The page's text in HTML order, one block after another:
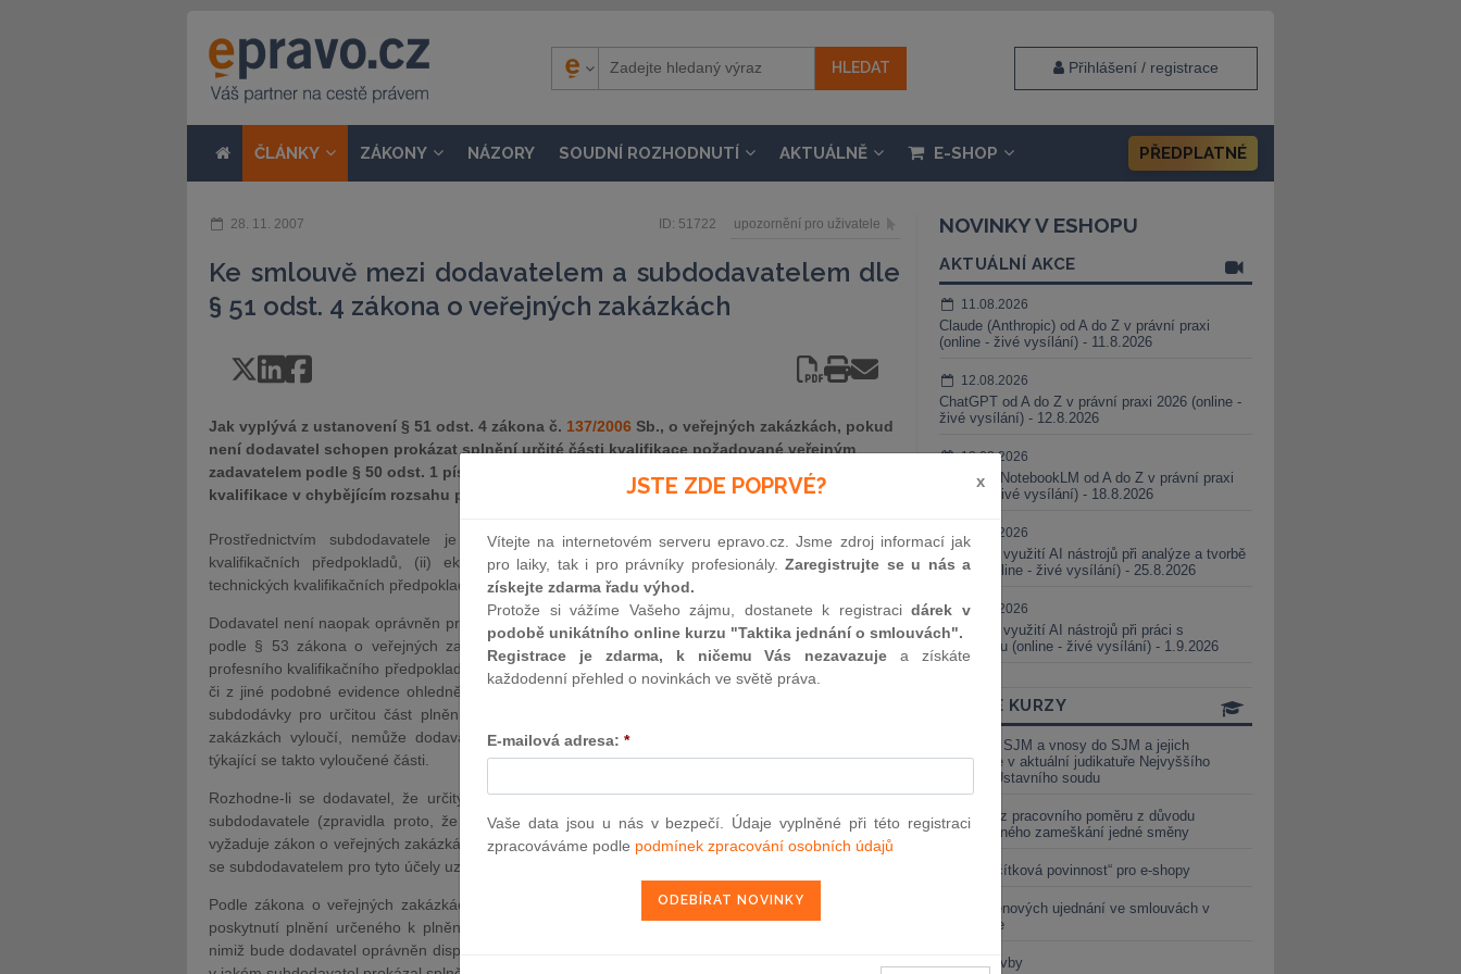
Přihlášení / registrace
ČLÁNKY ZÁKONY NÁZORY SOUDNÍ ROZHODNUTÍ AKTUÁLNĚ E-SHOP PŘEDPLATNÉ
28. 11. 2007 ID: 51722 upozornění pro uživatele
Ke smlouvě mezi dodavatelem a subdodavatelem dle
§ 51 odst. 4 zákona o veřejných zakázkách
Jak vyplývá z ustanovení § 51 odst. 4 zákona č. 137/2006 Sb., o veřejných zakázkách, pokud
není dodavatel schopen prokázat splnění určité části kvalifikace požadované veřejným
zadavatelem podle § 50 odst. 1 písm. b) až d) v plném rozsahu, je oprávněn splnění
kvalifikace v chybějícím rozsahu prokázat prostřednictvím subdodavatele.
Prostřednictvím subdodavatele je tak dodavatel oprávněn prokázat splnění (i) profesních
kvalifikačních předpokladů, (ii) ekonomických a finančních kvalifikačních předpokladů a (iii)
technických kvalifikačních předpokladů.
Dodavatel není naopak oprávněn prokázat pomocí subdodavatele základní kvalifikační předpoklady
podle § 53 zákona o veřejných zakázkách. Dále nelze pomoci subdodavatele prokázat splnění
profesního kvalifikačního předpokladu dle § 54 písm. a), tj. předložení výpisu z obchodního rejstříku
či z jiné podobné evidence ohledně dodavatele. Zároveň je logické, že pokud zadavatel možnost
subdodávky pro určitou část plnění v souladu s ustanovením § 44 odst. 6 zákona o veřejných
zakázkách vyloučí, nemůže dodavatel ani využít subdodavatele k prokázání splnění kvalifikace
týkající se takto vyloučené části.
Rozhodne-li se dodavatel, že určitý kvalifikační předpoklad skutečně zadavateli prokáže pomocí
subdodavatele (zpravidla proto, že sám není schopen splnění takového předpokladu prokázat),
vyžaduje zákon o veřejných zakázkách od dodavatele mimo jiné to, aby zadavateli předložil smlouvu
se subdodavatelem pro tyto účely uzavřenou.
Podle zákona o veřejných zakázkách musí přitom ze smlouvy vyplývat závazek subdodavatele k
poskytnutí plnění určeného k plnění veřejné zakázky dodavatelem či k poskytnutí věcí či práv, s
nimiž bude dodavatel oprávněn disponovat v rámci plnění veřejné zakázky, a to alespoň v rozsahu,
NOVINKY V ESHOPU
AKTUÁLNÍ AKCE
11.08.2026
Claude (Anthropic) od A do Z v právní praxi
(online - živé vysílání) - 11.8.2026
12.08.2026
ChatGPT od A do Z v právní praxi 2026 (online -
živé vysílání) - 12.8.2026
18.08.2026
Gemini a NotebookLM od A do Z v právní praxi
(online - živé vysílání) - 18.8.2026
25.08.2026
Praktické využití AI nástrojů při analýze a tvorbě
smluv (online - živé vysílání) - 25.8.2026
01.09.2026
Praktické využití AI nástrojů při práci s
judikaturou (online - živé vysílání) - 1.9.2026
ONLINE KURZY
Vnosy ze SJM a vnosy do SJM a jejich
valorizace v aktuální judikatuře Nejvyššího
soudu a Ústavního soudu
Výpověď z pracovního poměru z důvodu
neomluveného zameškání jedné směny
Nová „tlačítková povinnost“ pro e-shopy
Změna cenových ujednání ve smlouvách v
energetice
Černé stavby
JSTE ZDE POPRVÉ? x
Vítejte na internetovém serveru epravo.cz. Jsme zdroj informací jak
pro laiky, tak i pro právníky profesionály.Zaregistrujte se u nás a
získejte zdarma řadu výhod.
Protože si vážíme Vašeho zájmu, dostanete k registracidárek v
podobě unikátního online kurzu "Taktika jednání o smlouvách".
Registrace je zdarma, k ničemu Vás nezavazuje a získáte
každodenní přehled o novinkách ve světě práva.
E-mailová adresa: *
Vaše data jsou u nás v bezpečí. Údaje vyplněné při této registraci
zpracováváme podle podmínek zpracování osobních údajů